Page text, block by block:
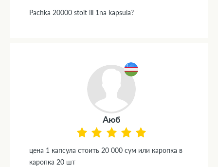
Pachka 20000 stoit ili 1na kapsula?
Аюб
цена 1 капсула стоить 20 000 сум или каропка в
каропка 20 шт